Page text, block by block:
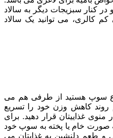
کنار سبزیجات دیگر به سالاد
کم کالری، می توانید یک سالاد
سوپ هستید از طرفی هم می
کاهش وزن خود را تسریع
غذاییتان قرار دهید. برای
صورت خام یا پخته به سوپ خود
و طعم دلنشین به غذایتان می